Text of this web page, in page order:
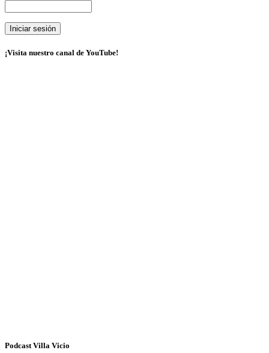
¡Visita nuestro canal de YouTube!
Podcast Villa Vicio